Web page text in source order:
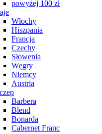
powyżej 100 zł
Włochy
Hiszpania
Francja
Czechy
Słowenia
Węgry
Niemcy
Austria
Barbera
Blend
Bonarda
Cabernet Franc